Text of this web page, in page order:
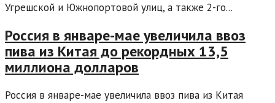
Угрешской и Южнопортовой улиц, а также 2-го...
Россия в январе-мае увеличила ввоз
пива из Китая до рекордных 13,5
миллиона долларов
Россия в январе-мае увеличила ввоз пива из Китая